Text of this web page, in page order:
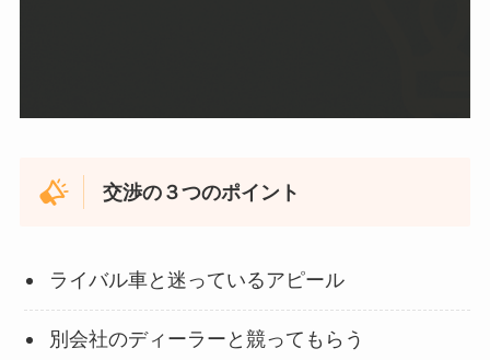
交渉の３つのポイント
ライバル車と迷っているアピール
別会社のディーラーと競ってもらう